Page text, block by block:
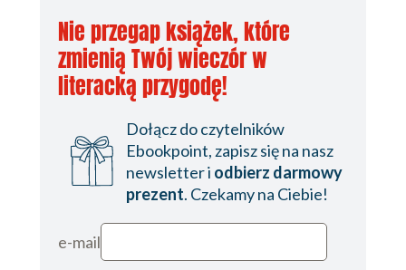
Nie przegap książek, które
zmienią Twój wieczór w
literacką przygodę!
Dołącz do czytelników
Ebookpoint, zapisz się na nasz
newsletter i odbierz darmowy
prezent. Czekamy na Ciebie!
e-mail